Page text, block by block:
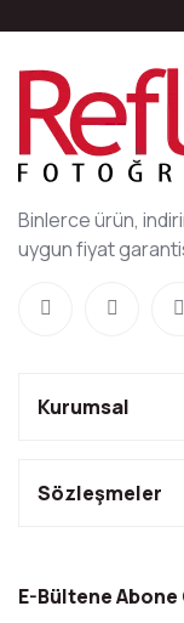
Binlerce ürün,
uygun fiyat
Kurumsal
Sözleşmeler
E-Bültene Abone